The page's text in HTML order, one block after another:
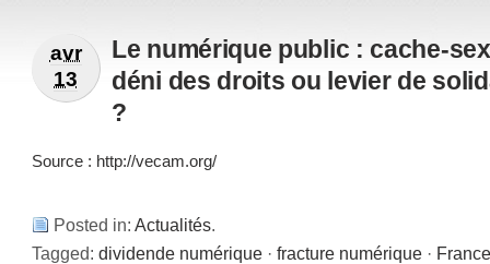
avr
13
Le numérique public : cache-
déni des droits ou levier de
?
Source : http://vecam.org/
Posted in: Actualités.
Tagged: dividende numérique · fracture numérique · France